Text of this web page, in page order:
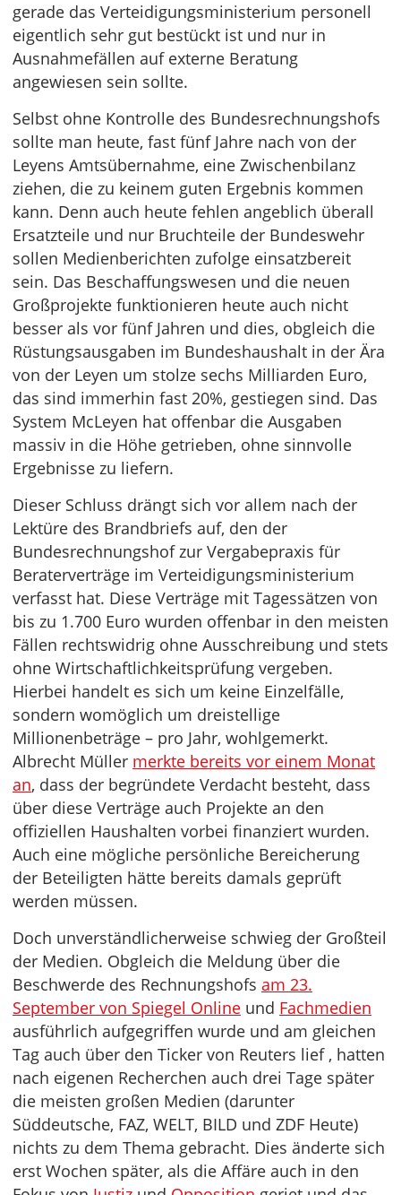
gerade das Verteidigungsministerium personell
eigentlich sehr gut bestückt ist und nur in
Ausnahmefällen auf externe Beratung
angewiesen sein sollte.
Selbst ohne Kontrolle des Bundesrechnungshofs
sollte man heute, fast fünf Jahre nach von der
Leyens Amtsübernahme, eine Zwischenbilanz
ziehen, die zu keinem guten Ergebnis kommen
kann. Denn auch heute fehlen angeblich überall
Ersatzteile und nur Bruchteile der Bundeswehr
sollen Medienberichten zufolge einsatzbereit
sein. Das Beschaffungswesen und die neuen
Großprojekte funktionieren heute auch nicht
besser als vor fünf Jahren und dies, obgleich die
Rüstungsausgaben im Bundeshaushalt in der Ära
von der Leyen um stolze sechs Milliarden Euro,
das sind immerhin fast 20%, gestiegen sind. Das
System McLeyen hat offenbar die Ausgaben
massiv in die Höhe getrieben, ohne sinnvolle
Ergebnisse zu liefern.
Dieser Schluss drängt sich vor allem nach der
Lektüre des Brandbriefs auf, den der
Bundesrechnungshof zur Vergabepraxis für
Beraterverträge im Verteidigungsministerium
verfasst hat. Diese Verträge mit Tagessätzen von
bis zu 1.700 Euro wurden offenbar in den meisten
Fällen rechtswidrig ohne Ausschreibung und stets
ohne Wirtschaftlichkeitsprüfung vergeben.
Hierbei handelt es sich um keine Einzelfälle,
sondern womöglich um dreistellige
Millionenbeträge – pro Jahr, wohlgemerkt.
Albrecht Müller merkte bereits vor einem Monat
an, dass der begründete Verdacht besteht, dass
über diese Verträge auch Projekte an den
offiziellen Haushalten vorbei finanziert wurden.
Auch eine mögliche persönliche Bereicherung
der Beteiligten hätte bereits damals geprüft
werden müssen.
Doch unverständlicherweise schwieg der Großteil
der Medien. Obgleich die Meldung über die
Beschwerde des Rechnungshofs am 23.
September von Spiegel Online und Fachmedien
ausführlich aufgegriffen wurde und am gleichen
Tag auch über den Ticker von Reuters lief , hatten
nach eigenen Recherchen auch drei Tage später
die meisten großen Medien (darunter
Süddeutsche, FAZ, WELT, BILD und ZDF Heute)
nichts zu dem Thema gebracht. Dies änderte sich
erst Wochen später, als die Affäre auch in den